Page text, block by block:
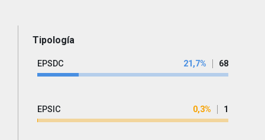
Tipología
EPSDC 21,7% 68
EPSIC 0,3% 1